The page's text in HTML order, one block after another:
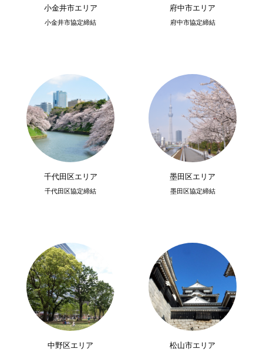
小金井市エリア
小金井市協定締結
府中市エリア
府中市協定締結
千代田区エリア
千代田区協定締結
墨田区エリア
墨田区協定締結
中野区エリア 松山市エリア